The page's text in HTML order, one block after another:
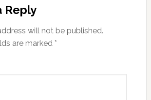
Reply
will not be published.
are marked *